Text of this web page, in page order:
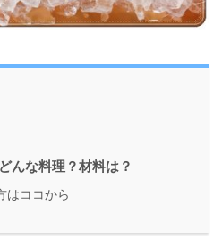
んな料理？材料は？
はココから